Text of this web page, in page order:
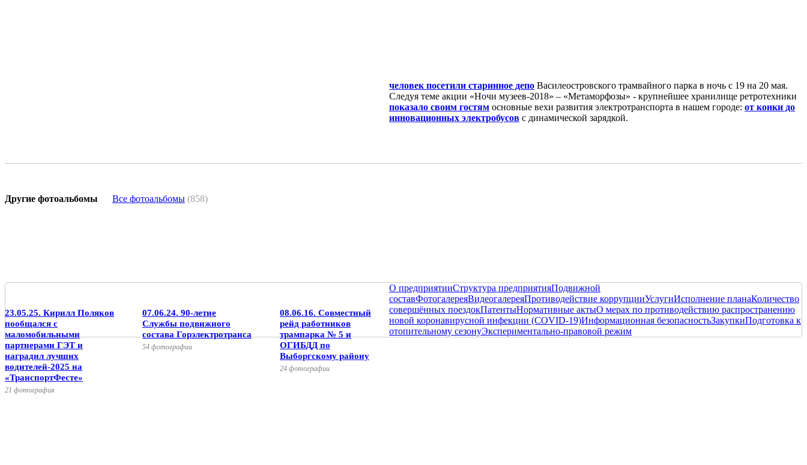
человек посетили старинное депо Василеостровского трамвайного парка в ночь с 19 на 20 мая.
Следуя теме акции «Ночи музеев-2018» – «Метаморфозы» - крупнейшее хранилище ретротехники
показало своим гостям основные вехи развития электротранспорта в нашем городе: от конки до
инновационных электробусов с динамической зарядкой.
Другие фотоальбомы Все фотоальбомы (858)
23.05.25. Кирилл Поляков
пообщался с
маломобильными
партнерами ГЭТ и
наградил лучших
водителей-2025 на
«ТранспортФесте»
21 фотография
07.06.24. 90-летие
Службы подвижного
состава Горэлектротранса
54 фотографии
08.06.16. Совместный
рейд работников
трампарка № 5 и
ОГИБДД по
Выборгскому району
24 фотографии
О предприятииСтруктура предприятияПодвижной
составФотогалереяВидеогалереяПротиводействие коррупцииУслугиИсполнение планаКоличество
совершённых поездокПатентыНормативные актыО мерах по противодействию распространению
новой коронавирусной инфекции (COVID-19)Информационная безопасностьЗакупкиПодготовка к
отопительному сезонуЭкспериментально-правовой режим